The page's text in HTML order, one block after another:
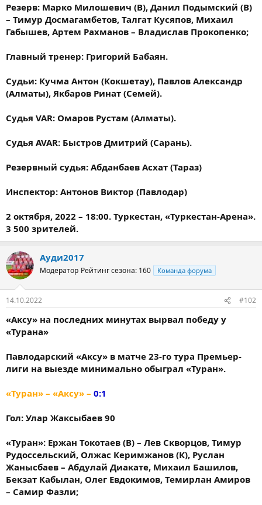
Резерв: Марко Милошевич (В), Данил Подымский (В)
– Тимур Досмагамбетов, Талгат Кусяпов, Михаил
Габышев, Артем Рахманов – Владислав Прокопенко;
Главный тренер: Григорий Бабаян.
Судьи: Кучма Антон (Кокшетау), Павлов Александр
(Алматы), Якбаров Ринат (Семей).
Судья VAR: Омаров Рустам (Алматы).
Судья AVAR: Быстров Дмитрий (Сарань).
Резервный судья: Абданбаев Асхат (Тараз)
Инспектор: Антонов Виктор (Павлодар)
2 октября, 2022 – 18:00. Туркестан, «Туркестан-Арена».
3 500 зрителей.
Ауди2017
Модератор Рейтинг сезона: 160 Команда форума
14.10.2022 #102
«Аксу» на последних минутах вырвал победу у
«Турана»
Павлодарский «Аксу» в матче 23-го тура Премьер-
лиги на выезде минимально обыграл «Туран».
«Туран» – «Аксу» – 0:1
Гол: Улар Жаксыбаев 90
«Туран»: Ержан Токотаев (В) – Лев Скворцов, Тимур
Рудоссельский, Олжас Керимжанов (К), Руслан
Жанысбаев – Абдулай Диакате, Михаил Башилов,
Бекзат Кабылан, Олег Евдокимов, Темирлан Амиров
– Самир Фазли;